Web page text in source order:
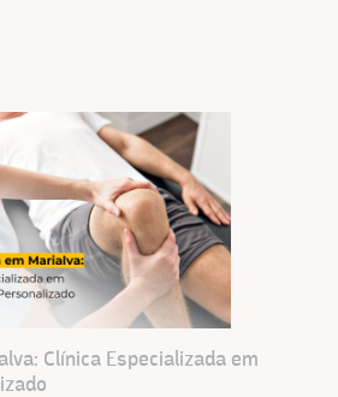
Clínica Especializada em